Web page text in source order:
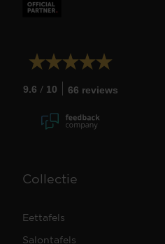
9.6 / 10 66 reviews
Collectie
Eettafels
Salontafels